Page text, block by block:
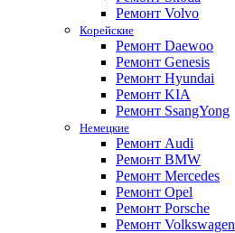
Ремонт Volvo
Корейские
Ремонт Daewoo
Ремонт Genesis
Ремонт Hyundai
Ремонт KIA
Ремонт SsangYong
Немецкие
Ремонт Audi
Ремонт BMW
Ремонт Mercedes
Ремонт Opel
Ремонт Porsche
Ремонт Volkswagen